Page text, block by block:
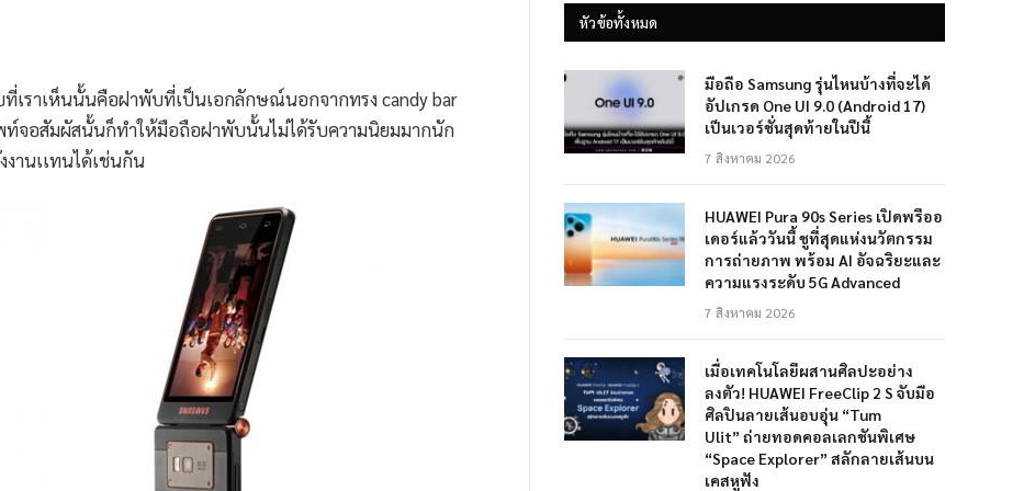
เราเห็นนั้นคือฝาพับที่เป็นเอกลักษณ์นอกจากทรง candy bar
พท์จอสัมผัสนั้นก็ทำให้มือถือฝาพับนั้นไม่ได้รับความนิยมมากนัก
านเเทนได้เช่นกัน
หัวข้อทั้งหมด
มือถือ Samsung รุ่นไหนบ้างที่จะได้
อัปเกรด One UI 9.0 (Android 17)
เป็นเวอร์ชั่นสุดท้ายในปีนี้
7 สิงหาคม 2026
HUAWEI Pura 90s Series เปิดพรีออ
เดอร์แล้ววันนี้ ชูที่สุดแห่งนวัตกรรม
การถ่ายภาพ พร้อม AI อัจฉริยะและ
ความแรงระดับ 5G Advanced
7 สิงหาคม 2026
เมื่อเทคโนโลยีผสานศิลปะอย่าง
ลงตัว! HUAWEI FreeClip 2 S จับมือ
ศิลปินลายเส้นอบอุ่น “Tum
Ulit” ถ่ายทอดคอลเลกชันพิเศษ
“Space Explorer” สลักลายเส้นบน
เคสหูฟัง